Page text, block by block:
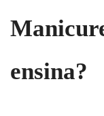
ensina?